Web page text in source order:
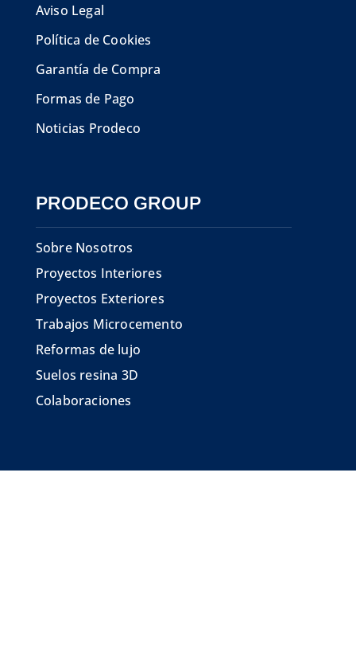
Aviso Legal
Política de Cookies
Garantía de Compra
Formas de Pago
Noticias Prodeco
PRODECO GROUP
Sobre Nosotros
Proyectos Interiores
Proyectos Exteriores
Trabajos Microcemento
Reformas de lujo
Suelos resina 3D
Colaboraciones